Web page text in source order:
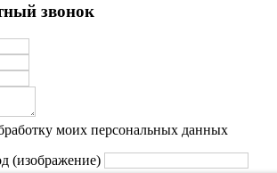
звонок
моих персональных данных